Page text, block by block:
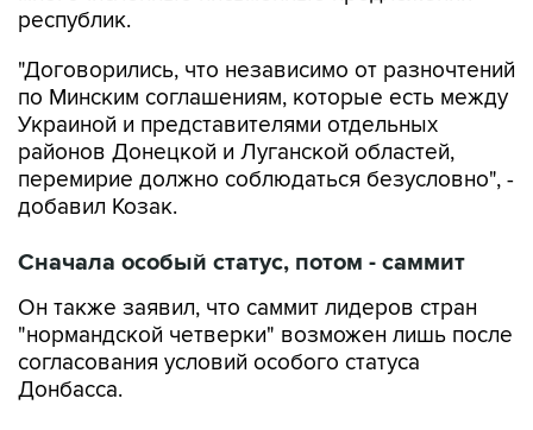
"Договорились, что независимо от разночтений
Украиной и представителями отдельных
районов Донецкой и Луганской областей,
перемирие должно соблюдаться безусловно", -
добавил Козак.
Сначала особый статус, потом - саммит
Он также заявил, что саммит лидеров стран
согласования условий особого статуса
Донбасса.
"Этот саммит должен состояться после того,